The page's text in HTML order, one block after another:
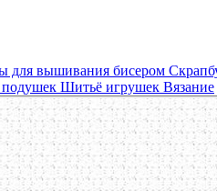
для вышивания бисером
Шитьё игрушек Вязание